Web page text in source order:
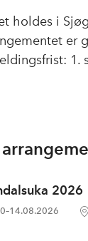
holdes i
er
1.
2026